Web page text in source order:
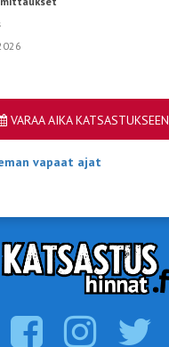
VARAA AIKA KATSASTUKSEEN
vapaat ajat